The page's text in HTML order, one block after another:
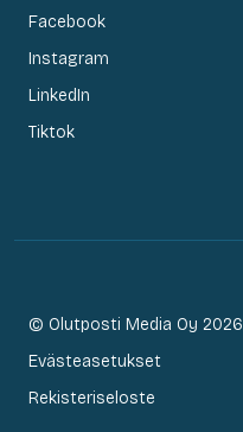
Facebook
Instagram
LinkedIn
Tiktok
© Olutposti Media Oy 2026
Evästeasetukset
Rekisteriseloste